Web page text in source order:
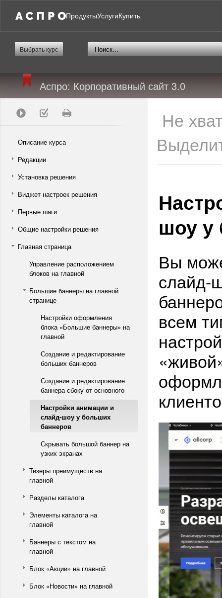
ПродуктыУслугиКупить
Выбрать курс
Аспро: Корпоративный сайт 3.0
Описание курса
Редакции
Установка решения
Виджет настроек решения
Первые шаги
Общие настройки решения
Главная страница
Управление расположением
блоков на главной
Большие баннеры на главной
странице
Настройки оформления
блока «Большие баннеры» на
главной
Создание и редактирование
больших баннеров
Создание и редактирование
баннера сбоку от основного
Настройки анимации и
слайд-шоу у больших
баннеров
Скрывать большой баннер на
узких экранах
Тизеры преимуществ на
главной
Разделы каталога
Элементы каталога на
главной
Баннеры с текстом на
главной
Блок «Акции» на главной
Блок «Новости» на главной
Не
шоу у
Вы
слайд-
всем